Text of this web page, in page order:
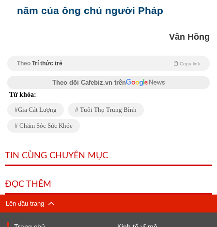
năm của ông chủ người Pháp
Vân Hồng
Theo Trí thức trẻ Copy link
Theo dõi Cafebiz.vn trên
Từ khóa:
Gia Cát Lượng Tuổi Thọ Trung Bình
Chăm Sóc Sức Khỏe
TIN CÙNG CHUYÊN MỤC
ĐỌC THÊM
Lên đầu trang